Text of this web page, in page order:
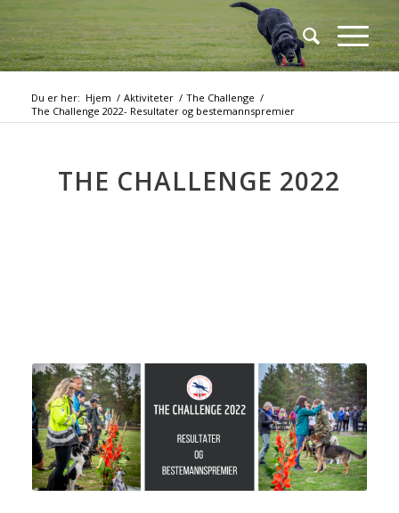
Du er her: Hjem / Aktiviteter / The Challenge /
The Challenge 2022- Resultater og bestemannspremier
THE CHALLENGE 2022